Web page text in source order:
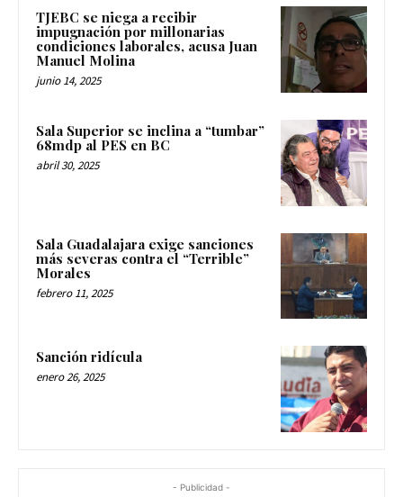
TJEBC se niega a recibir
impugnación por millonarias
condiciones laborales, acusa Juan
Manuel Molina
junio 14, 2025
Sala Superior se inclina a “tumbar”
68mdp al PES en BC
abril 30, 2025
Sala Guadalajara exige sanciones
más severas contra el “Terrible”
Morales
febrero 11, 2025
Sanción ridícula
enero 26, 2025
- Publicidad -